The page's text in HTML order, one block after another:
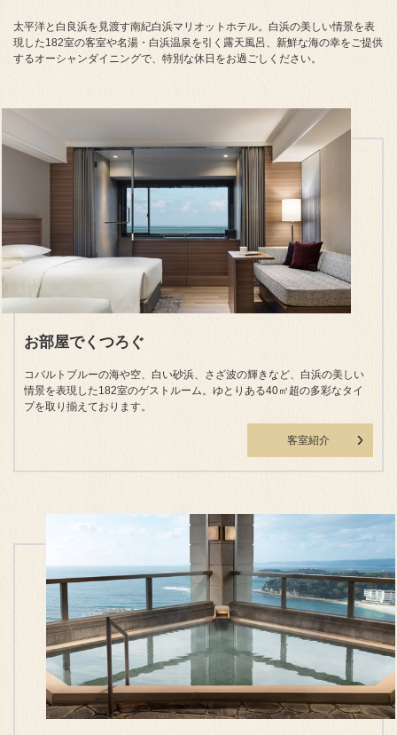
太平洋と白良浜を見渡す南紀白浜マリオットホテル。 白浜の美しい情景を表
現した182室の客室や名湯・白浜温泉を引く露天風呂、 新鮮な海の幸をご提供
するオーシャンダイニングで、特別な休日をお過ごしください。
お部屋でくつろぐ
コバルトブルーの海や空、白い砂浜、さざ波の輝きなど、白浜の美しい
情景を表現した182室のゲストルーム。ゆとりある40㎡超の多彩なタイ
プを取り揃えております。
客室紹介